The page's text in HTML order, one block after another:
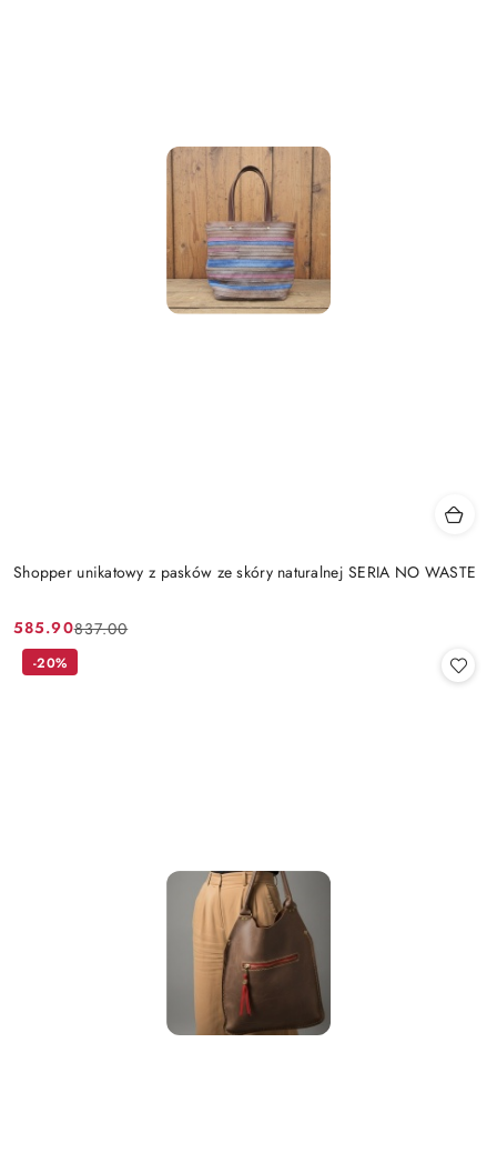
Shopper unikatowy z pasków ze skóry naturalnej SERIA NO WASTE
Cena
promocyjna:
585.90
Cena
przed
837.00
-20%